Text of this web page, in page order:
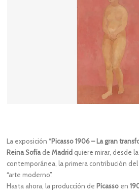
La exposición “Picasso 1906 – La gran
Reina SofíadeMadrid quiere mirar, desde
contemporánea, la primera contribución
“arte moderno”.
Hasta ahora, la producción de Picasso en